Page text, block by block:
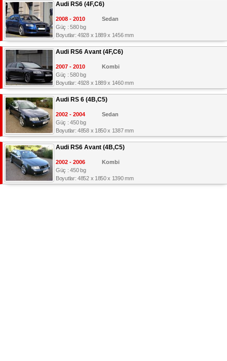
Audi RS6 (4F,C6)
2008 - 2010
Sedan
Güç : 580 bg
Boyutlar: 4928 x 1889 x 1456 mm
Audi RS6 Avant (4F,C6)
2007 - 2010
Kombi
Güç : 580 bg
Boyutlar: 4928 x 1889 x 1460 mm
Audi RS 6 (4B,C5)
2002 - 2004
Sedan
Güç : 450 bg
Boyutlar: 4858 x 1850 x 1387 mm
Audi RS6 Avant (4B,C5)
2002 - 2006
Kombi
Güç : 450 bg
Boyutlar: 4852 x 1850 x 1390 mm